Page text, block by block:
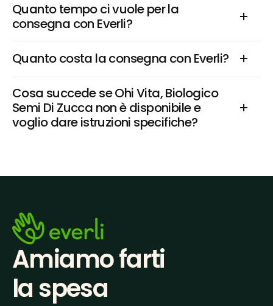
Quanto tempo ci vuole per la
consegna con Everli?
Quanto costa la consegna con Everli?
Cosa succede se Ohi Vita, Biologico
Semi Di Zucca non è disponibile e
voglio dare istruzioni specifiche?
Amiamo farti
la spesa